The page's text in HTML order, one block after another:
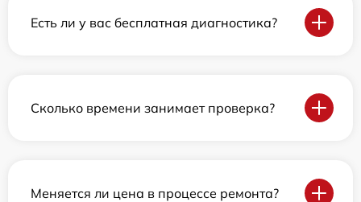
Есть ли у вас бесплатная диагностика?
Сколько времени занимает проверка?
Меняется ли цена в процессе ремонта?